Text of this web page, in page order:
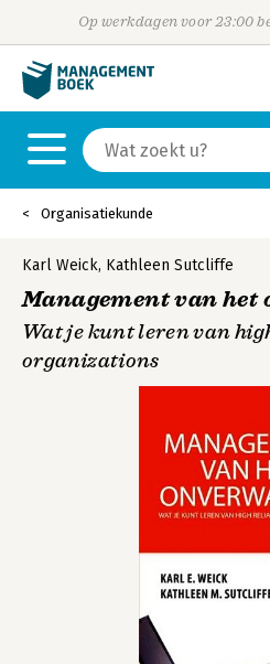
Op werkdagen voor 23:00
Organisatiekunde
Karl Weick, Kathleen Sutcliffe
Management van het
Wat je kunt leren van
organizations